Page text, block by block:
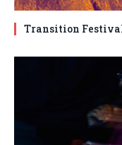
Transition